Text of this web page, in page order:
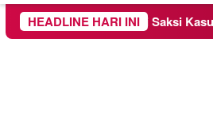
HEADLINE HARI INI
Sebagai Saksi Kasus Korupsi